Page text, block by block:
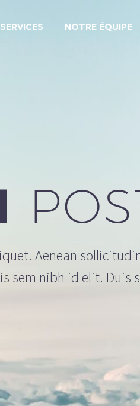
SERVICES NOTRE ÉQUIPE
Aenean
sem nibh id elit. Duis